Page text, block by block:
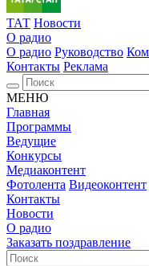
ТАТ Новости
О радио
О радио Руководство
Контакты Реклама
МЕНЮ
Главная
Программы
Ведущие
Конкурсы
Медиаконтент
Фотолента Видеоконтент
Контакты
Новости
О радио
Заказать поздравление